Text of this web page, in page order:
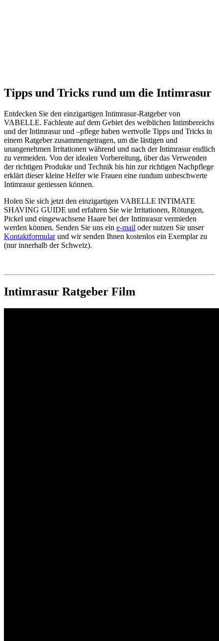
Tipps und Tricks rund um die Intimrasur
Entdecken Sie den einzigartigen Intimrasur-Ratgeber von
VABELLE. Fachleute auf dem Gebiet des weiblichen Intimbereichs
und der Intimrasur und –pflege haben wertvolle Tipps und Tricks in
einem Ratgeber zusammengetragen, um die lästigen und
unangenehmen Irritationen während und nach der Intimrasur endlich
zu vermeiden. Von der idealen Vorbereitung, über das Verwenden
der richtigen Produkte und Technik bis hin zur richtigen Nachpflege
erklärt dieser kleine Helfer wie Frauen eine rundum unbeschwerte
Intimrasur geniessen können.
Holen Sie sich jetzt den einzigartigen VABELLE INTIMATE
SHAVING GUIDE und erfahren Sie wie Irritationen, Rötungen,
Pickel und eingewachsene Haare bei der Intimrasur vermieden
werden können. Senden Sie uns ein e-mail oder nutzen Sie unser
Kontaktformularund wir senden Ihnen kostenlos ein Exemplar zu
(nur innerhalb der Schweiz).
Intimrasur Ratgeber Film